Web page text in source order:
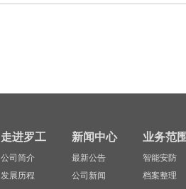
走进罗工 新闻中心 业务范
公司简介
发展历程
最新公告
公司新闻
智能安防
档案整理